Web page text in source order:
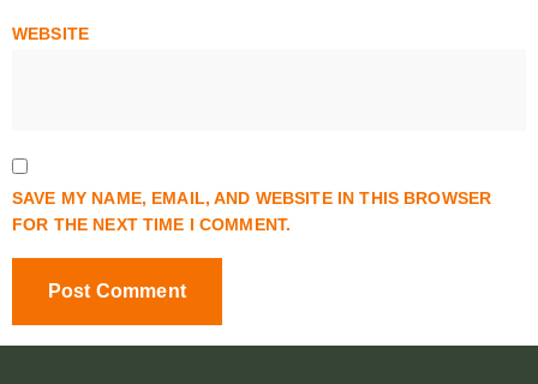
WEBSITE
SAVE MY NAME, EMAIL, AND WEBSITE IN THIS BROWSER
FOR THE NEXT TIME I COMMENT.